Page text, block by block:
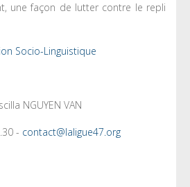
une façon de lutter contre le repli
Socio-Linguistique
NGUYEN VAN
- contact@laligue47.org